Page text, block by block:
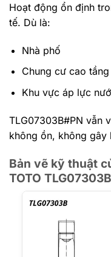
Hoạt động ổn định
tế. Dù là:
Nhà phố
Chung cư cao tầng
Khu vực áp lực
TLG07303B#PN vẫn
không ồn, không gây
Bản vẽ kỹ thuật
TOTO